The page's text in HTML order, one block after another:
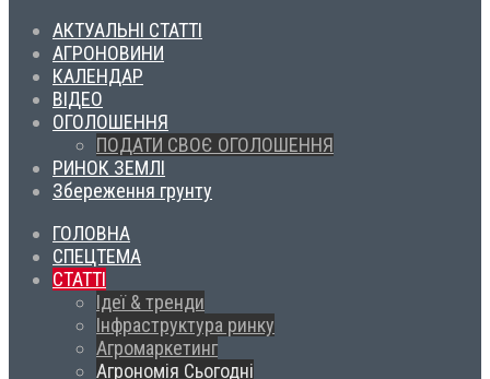
АКТУАЛЬНІ СТАТТІ
АГРОНОВИНИ
КАЛЕНДАР
ВІДЕО
ОГОЛОШЕННЯ
ПОДАТИ СВОЄ ОГОЛОШЕННЯ
РИНОК ЗЕМЛІ
Збереження грунту
ГОЛОВНА
СПЕЦТЕМА
СТАТТІ
Ідеї & тренди
Інфраструктура ринку
Агромаркетинг
Агрономія Сьогодні